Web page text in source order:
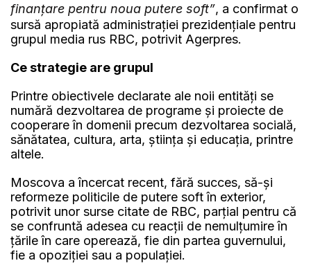
finanţare pentru noua putere soft”, a confirmat o
sursă apropiată administraţiei prezidenţiale pentru
grupul media rus RBC, potrivit Agerpres.
Ce strategie are grupul
Printre obiectivele declarate ale noii entităţi se
numără dezvoltarea de programe şi proiecte de
cooperare în domenii precum dezvoltarea socială,
sănătatea, cultura, arta, ştiinţa şi educaţia, printre
altele.
Moscova a încercat recent, fără succes, să-şi
reformeze politicile de putere soft în exterior,
potrivit unor surse citate de RBC, parţial pentru că
se confruntă adesea cu reacţii de nemulţumire în
ţările în care operează, fie din partea guvernului,
fie a opoziţiei sau a populaţiei.